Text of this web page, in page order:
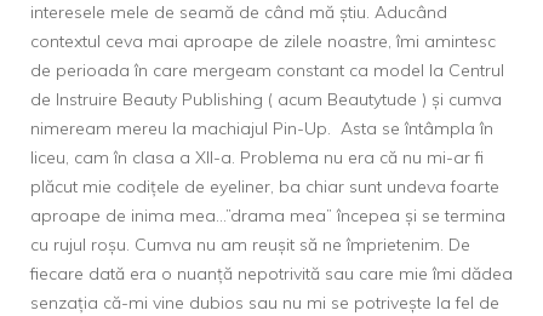
interesele mele de seamă de când mă știu. Aducând
contextul ceva mai aproape de zilele noastre, îmi amintesc
de perioada în care mergeam constant ca model la Centrul
de Instruire Beauty Publishing ( acum Beautytude ) și cumva
nimeream mereu la machiajul Pin-Up. Asta se întâmpla în
liceu, cam în clasa a XII-a. Problema nu era că nu mi-ar fi
plăcut mie codițele de eyeliner, ba chiar sunt undeva foarte
aproape de inima mea…”drama mea” începea și se termina
cu rujul roșu. Cumva nu am reușit să ne împrietenim. De
fiecare dată era o nuanță nepotrivită sau care mie îmi dădea
senzația că-mi vine dubios sau nu mi se potrivește la fel de